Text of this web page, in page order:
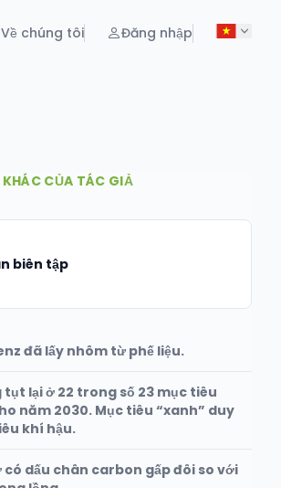
Về chúng tôi Đăng nhập
CỦA TÁC GIẢ
biên tập
đã lấy nhôm từ phế liệu.
tụt lại ở 22 trong số 23 mục tiêu
năm 2030. Mục tiêu “xanh” duy
khí hậu.
dấu chân carbon gấp đôi so với